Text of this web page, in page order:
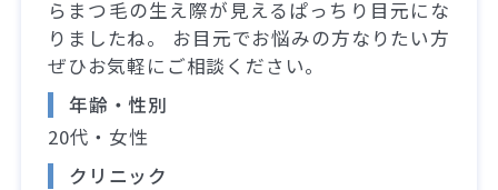
らまつ毛の生え際が見えるぱっちり目元にな
りましたね。 お目元でお悩みの方なりたい方
ぜひお気軽にご相談ください。
年齢・性別
20代・女性
クリニック